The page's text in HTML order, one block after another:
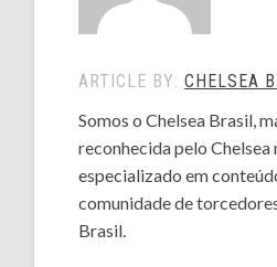
ARTICLE BY:CHELSEA
Somos o Chelsea Brasil,
reconhecida pelo Chelsea
especializado em
comunidade de
Brasil.